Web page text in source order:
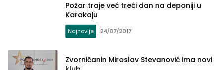
Požar traje već treći dan na deponiji u
Karakaju
Najnovije 24/07/2017
Zvorničanin Miroslav Stevanović ima novi